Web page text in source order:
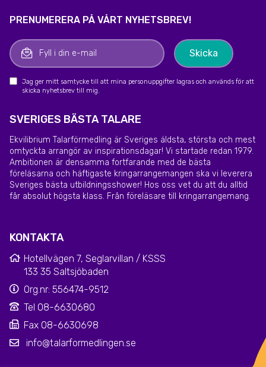
KONTAKTA
Hotellvägen 7, Seglarvillan / KSSS
133 35 Saltsjöbaden
Org.nr: 556474-9512
Tel 08-6630680
Fax 08-6630698
info@talarformedlingen.se
SVERIGES BÄSTA TALARE
Ekvilibrium Talarförmedling är Sveriges äldsta, största och mest
omtyckta arrangör av inspirationsdagar! Vi startade redan 1979.
Ambitionen är densamma fortfarande med de bästa
föreläsarna och häftigaste kringarrangemangen ska vi leverera
Sveriges bästa utbildningsshower! Hos oss vet du att du alltid
får absolut högsta klass. Från föreläsare till kringarrangemang.
PRENUMERERA PÅ VÅRT NYHETSBREV!
Jag ger mitt samtycke till att mina personuppgifter lagras och används för att
skicka nyhetsbrev till mig.